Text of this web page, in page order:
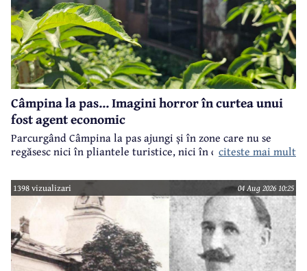
Câmpina la pas... Imagini horror în curtea unui
fost agent economic
Parcurgând Câmpina la pas ajungi și în zone care nu se
regăsesc nici în pliantele turistice, nici în cele.. electorale.
citeste mai mult
1398 vizualizari 04 Aug 2026 10:25